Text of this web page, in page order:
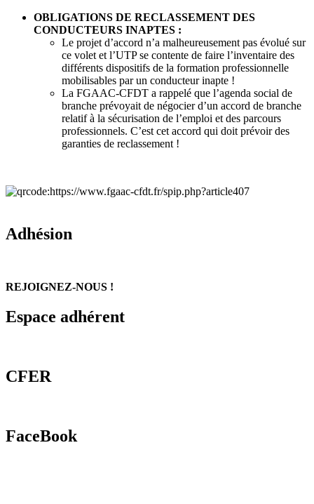
OBLIGATIONS DE RECLASSEMENT DES
CONDUCTEURS INAPTES :
Le projet d’accord n’a malheureusement pas évolué sur
ce volet et l’UTP se contente de faire l’inventaire des
différents dispositifs de la formation professionnelle
mobilisables par un conducteur inapte !
La FGAAC-CFDT a rappelé que l’agenda social de
branche prévoyait de négocier d’un accord de branche
relatif à la sécurisation de l’emploi et des parcours
professionnels. C’est cet accord qui doit prévoir des
garanties de reclassement !
Adhésion
REJOIGNEZ-NOUS !
Espace adhérent
CFER
FaceBook